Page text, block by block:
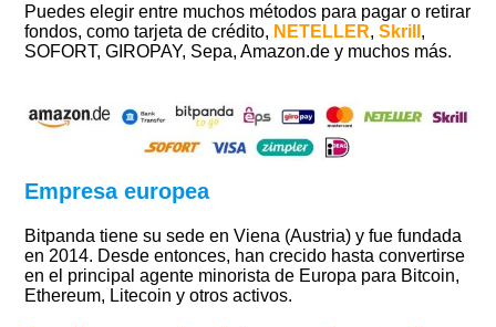
Puedes elegir entre muchos métodos para pagar o retirar
fondos, como tarjeta de crédito, NETELLER,Skrill ,
SOFORT, GIROPAY, Sepa, Amazon.de y muchos más.
Empresa europea
Bitpanda tiene su sede en Viena (Austria) y fue fundada
en 2014. Desde entonces, han crecido hasta convertirse
en el principal agente minorista de Europa para Bitcoin,
Ethereum, Litecoin y otros activos.